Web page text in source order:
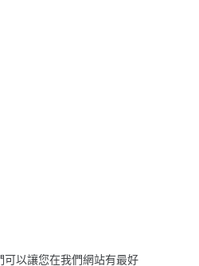
可以讓您在我們網站有最好